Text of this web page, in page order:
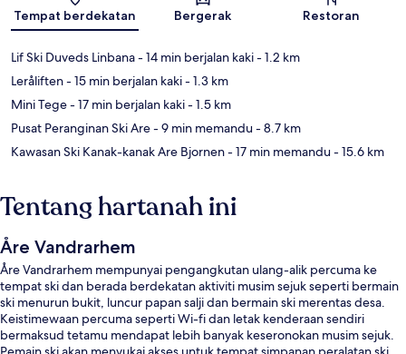
Peta
Tempat berdekatan Bergerak Restoran
Lif Ski Duveds Linbana- 14 min berjalan kaki- 1.2 km
Leråliften- 15 min berjalan kaki- 1.3 km
Mini Tege- 17 min berjalan kaki- 1.5 km
Pusat Peranginan Ski Are- 9 min memandu- 8.7 km
Kawasan Ski Kanak-kanak Are Bjornen- 17 min memandu- 15.6 km
Tentang hartanah ini
Åre Vandrarhem
Åre Vandrarhem mempunyai pengangkutan ulang-alik percuma ke
tempat ski dan berada berdekatan aktiviti musim sejuk seperti bermain
ski menurun bukit, luncur papan salji dan bermain ski merentas desa.
Keistimewaan percuma seperti Wi-fi dan letak kenderaan sendiri
bermaksud tetamu mendapat lebih banyak keseronokan musim sejuk.